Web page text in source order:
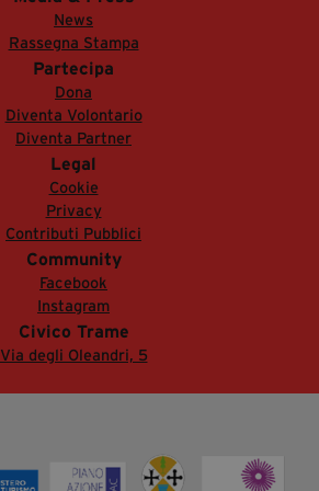
News
Rassegna Stampa
Partecipa
Dona
Diventa Volontario
Diventa Partner
Legal
Cookie
Privacy
Contributi Pubblici
Community
Facebook
Instagram
Civico Trame
Via degli Oleandri, 5